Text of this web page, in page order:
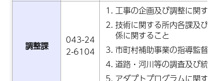
調整課
043-24
2-6104
工事の企画及び調整に関す
技術に関する所内各課及び
係に関すること
市町村補助事業の指導監督
道路・河川等の調査及び統
アダプトプログラムに関す